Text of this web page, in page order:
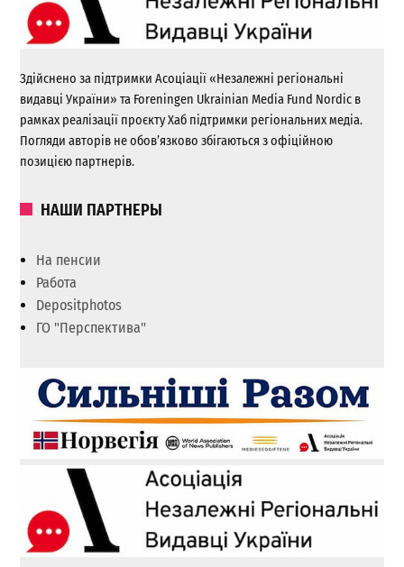
Здійснено за підтримки Асоціації «Незалежні регіональні
видавці України» та Foreningen Ukrainian Media Fund Nordic в
рамках реалізації проєкту Хаб підтримки регіональних медіа.
Погляди авторів не обов’язково збігаються з офіційною
позицією партнерів.
НАШИ ПАРТНЕРЫ
На пенсии
Работа
Depositphotos
ГО "Перспектива"